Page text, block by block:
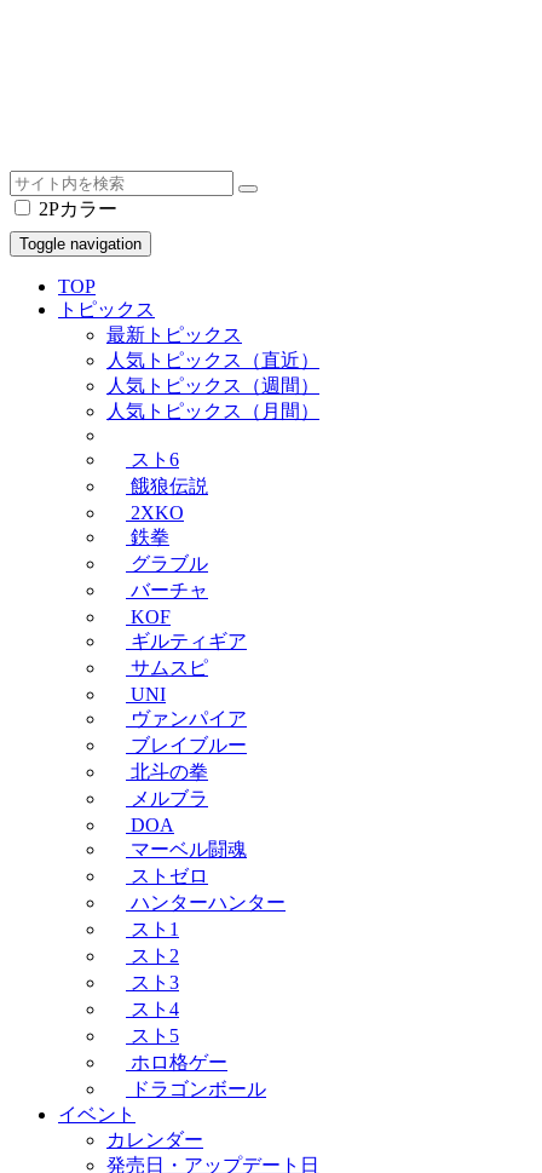
2Pカラー
Toggle navigation
TOP
トピックス
最新トピックス
人気トピックス（直近）
人気トピックス（週間）
人気トピックス（月間）
スト6
餓狼伝説
2XKO
鉄拳
グラブル
バーチャ
KOF
ギルティギア
サムスピ
UNI
ヴァンパイア
ブレイブルー
北斗の拳
メルブラ
DOA
マーベル闘魂
ストゼロ
ハンターハンター
スト1
スト2
スト3
スト4
スト5
ホロ格ゲー
ドラゴンボール
イベント
カレンダー
発売日・アップデート日